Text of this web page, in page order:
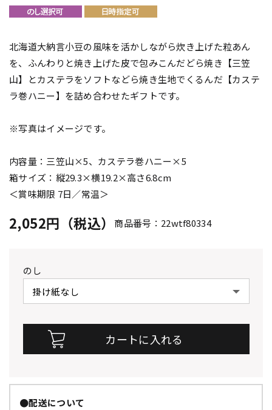
北海道大納言小豆の風味を活かしながら炊き上げた粒あん
を、ふんわりと焼き上げた皮で包みこんだどら焼き【三笠
山】とカステラをソフトなどら焼き生地でくるんだ【カステ
ラ巻ハニー】を詰め合わせたギフトです。
※写真はイメージです。
内容量：三笠山×5、カステラ巻ハニー×5
箱サイズ：縦29.3×横19.2×高さ6.8cm
＜賞味期限 7日／常温＞
2,052円（税込） 商品番号：22wtf80334
のし
●配送について